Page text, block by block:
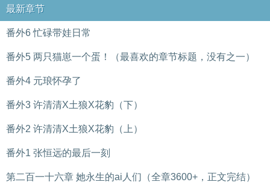
最新章节
番外6 忙碌带娃日常
番外5 两只猫崽一个蛋！（最喜欢的章节标题，没有之一）
番外4 元琅怀孕了
番外3 许清清X土狼X花豹（下）
番外2 许清清X土狼X花豹（上）
番外1 张恒远的最后一刻
第二百一十六章 她永生的ai人们（全章3600+，正文完结）